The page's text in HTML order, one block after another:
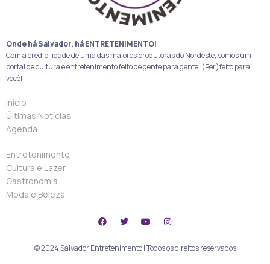
Onde há Salvador, há ENTRETENIMENTO!
Com a credibilidade de uma das maiores produtoras do Nordeste, somos um
portal de cultura e entretenimento feito de gente para gente. (Per)feito para
você!
Início
Últimas Notícias
Agenda
Entretenimento
Cultura e Lazer
Gastronomia
Moda e Beleza
© 2024 Salvador Entretenimento | Todos os direitos reservados